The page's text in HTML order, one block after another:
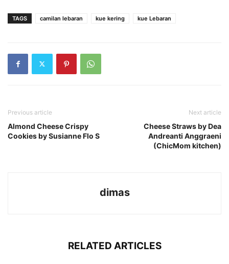
TAGS camilan lebaran kue kering kue Lebaran
Previous article
Almond Cheese Crispy
Cookies by Susianne Flo S
Next article
Cheese Straws by Dea
Andreanti Anggraeni
(ChicMom kitchen)
dimas
RELATED ARTICLES